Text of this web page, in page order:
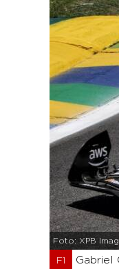
Foto: XPB
F1 Gabriel